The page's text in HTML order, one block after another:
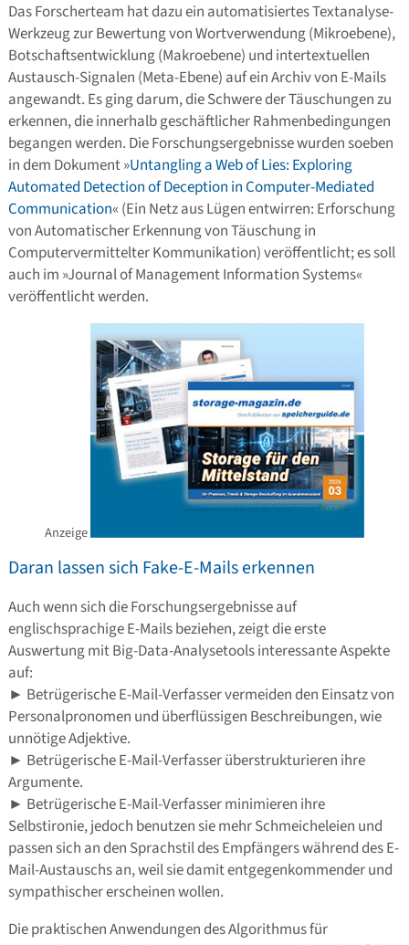
Das Forscherteam hat dazu ein automatisiertes Textanalyse-
Werkzeug zur Bewertung von Wortverwendung (Mikroebene),
Botschaftsentwicklung (Makroebene) und intertextuellen
Austausch-Signalen (Meta-Ebene) auf ein Archiv von E-Mails
angewandt. Es ging darum, die Schwere der Täuschungen zu
erkennen, die innerhalb geschäftlicher Rahmenbedingungen
begangen werden. Die Forschungsergebnisse wurden soeben
in dem Dokument »Untangling a Web of Lies: Exploring
Automated Detection of Deception in Computer-Mediated
Communication« (Ein Netz aus Lügen entwirren: Erforschung
von Automatischer Erkennung von Täuschung in
Computervermittelter Kommunikation) veröffentlicht; es soll
auch im »Journal of Management Information Systems«
veröffentlicht werden.
Anzeige
Daran lassen sich Fake-E-Mails erkennen
Auch wenn sich die Forschungsergebnisse auf
englischsprachige E-Mails beziehen, zeigt die erste
Auswertung mit Big-Data-Analysetools interessante Aspekte
auf:
► Betrügerische E-Mail-Verfasser vermeiden den Einsatz von
Personalpronomen und überflüssigen Beschreibungen, wie
unnötige Adjektive.
► Betrügerische E-Mail-Verfasser überstrukturieren ihre
Argumente.
► Betrügerische E-Mail-Verfasser minimieren ihre
Selbstironie, jedoch benutzen sie mehr Schmeicheleien und
passen sich an den Sprachstil des Empfängers während des E-
Mail-Austauschs an, weil sie damit entgegenkommender und
sympathischer erscheinen wollen.
Die praktischen Anwendungen des Algorithmus für